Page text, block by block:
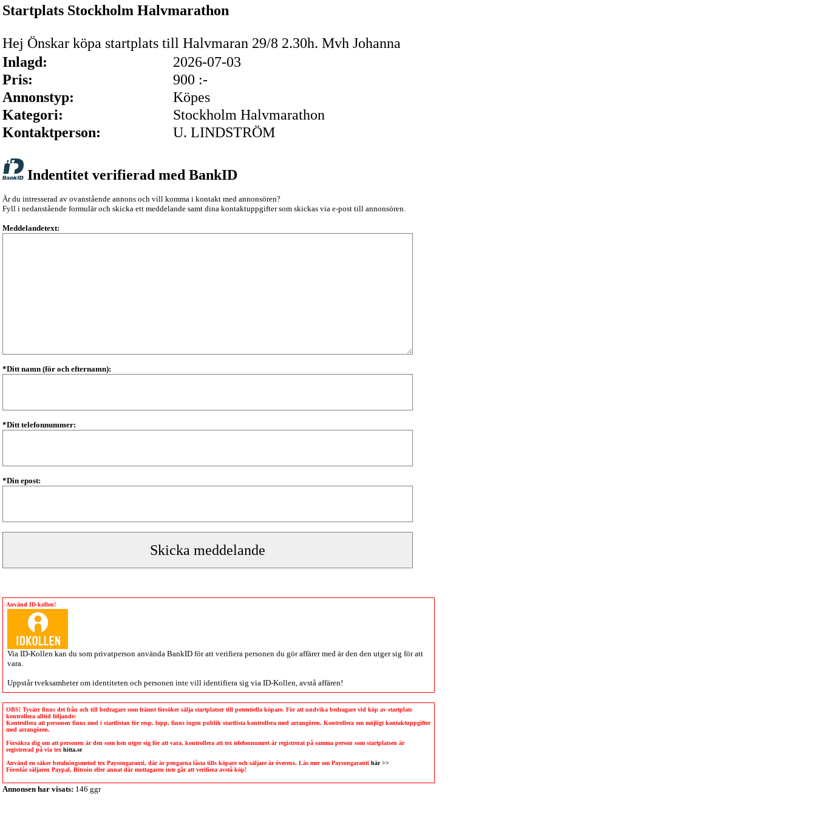
Startplats Stockholm Halvmarathon
Hej Önskar köpa startplats till Halvmaran 29/8 2.30h. Mvh Johanna
Inlagd:
2026-07-03
Pris:
900 :-
Annonstyp:
Köpes
Kategori:
Stockholm Halvmarathon
Kontaktperson:
U. LINDSTRÖM
Indentitet verifierad med BankID
Är du intresserad av ovanstående annons och vill komma i kontakt med annonsören?
Fyll i nedanstående formulär och skicka ett meddelande samt dina kontaktuppgifter som skickas via e-post till annonsören.
Meddelandetext:
*Ditt namn (för och efternamn):
*Ditt telefonnummer:
*Din epost:
Använd ID-kollen!
Via ID-Kollen kan du som privatperson använda BankID för att verifiera personen du gör affärer med är den den utger sig för att
vara.
Uppstår tveksamheter om identiteten och personen inte vill identifiera sig via ID-Kollen , avstå affären!
OBS! Tyvärr finns det från och till bedragare som främst försöker sälja startplatser till potentiella köpare. För att undvika bedragare vid köp av startplats
kontrollera alltid följande:
Kontrollera att personen finns med i startlistan för resp. lopp, finns ingen publik startlista kontrollera med arrangören. Kontrollera om möjligt kontaktuppgifter
med arrangören.
Försäkra dig om att personen är den som hen utger sig för att vara, kontrollera att tex telefonnumret är registrerat på samma person som startplatsen är
registrerad på via tex hitta.se
Använd en säker betalningsmetod tex Paysongaranti, där är pengarna låsta tills köpare och säljare är överens. Läs mer om Paysongaranti här >>
Föreslår säljaren Paypal, Bitcoin eller annat där mottagaren inte går att verifiera avstå köp!
Annonsen har visats: 146 ggr